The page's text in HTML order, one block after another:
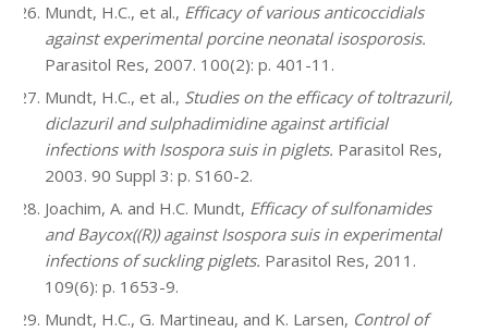
Mundt, H.C., et al., Efficacy of various anticoccidials
against experimental porcine neonatal isosporosis.
Parasitol Res, 2007. 100(2): p. 401-11.
Mundt, H.C., et al., Studies on the efficacy of toltrazuril,
diclazuril and sulphadimidine against artificial
infections with Isospora suis in piglets. Parasitol Res,
2003. 90 Suppl 3: p. S160-2.
Joachim, A. and H.C. Mundt, Efficacy of sulfonamides
and Baycox((R)) against Isospora suis in experimental
infections of suckling piglets. Parasitol Res, 2011.
109(6): p. 1653-9.
Mundt, H.C., G. Martineau, and K. Larsen, Control of